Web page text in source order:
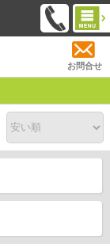
お問合せ